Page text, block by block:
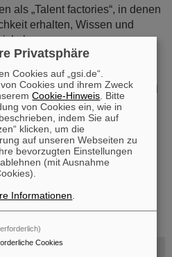
als „Talent factories“, in denen
erhalten, Wissen und
an der Fakultät für
Warschau einen
Titel „Frontiers of Experimental
Privatsphäre
Cookies auf „gsi.de“.
Cookies und ihrem Zweck
Cookie-Hinweis . Bitte
von Cookies ein, wie in
indem Sie auf
klicken, um die
auf unseren Webseiten zu
bevorzugten Einstellungen
(mit Ausnahme
Informationen
Cookies